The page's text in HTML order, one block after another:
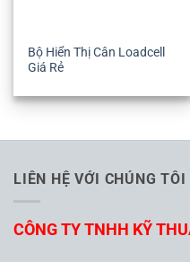
Bộ Hiển Thị Cân Loadcell
Giá Rẻ
LIÊN HỆ VỚI CHÚNG TÔI
CÔNG TY TNHH KỸ